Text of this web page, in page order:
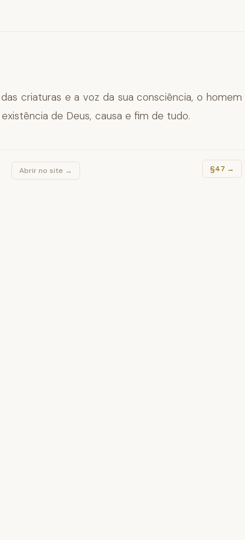
criaturas e a voz da sua consciência, o homem
de Deus, causa e fim de tudo.
Abrir no site → §47 →